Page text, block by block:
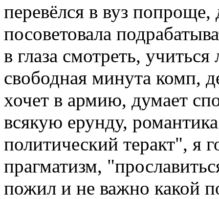
перевёлся в вуз
посоветовала
в глаза смотреть,
свободная минута комп,
хочет в армию, думает
всякую ерунду,
политический теракт", я
прагматизм,
пожил и не важно какой